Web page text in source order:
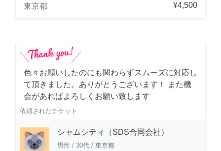
東京都
¥4,500
色々お願いしたのにも関わらずスムーズに対応し
て頂きました。ありがとうございます！ また機
会があればよろしくお願い致します
依頼されたチケット
シャムシティ（SDS合同会社）
男性 / 30代 / 東京都